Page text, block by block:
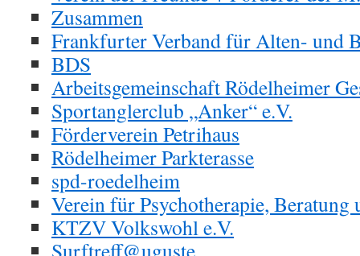
Zusammen
Frankfurter Verband für Alten- und
BDS
Arbeitsgemeinschaft Rödelheimer
Sportanglerclub „Anker“ e.V.
Förderverein Petrihaus
Rödelheimer Parkterasse
spd-roedelheim
Verein für Psychotherapie, Beratung
KTZV Volkswohl e.V.
Surftreff@uguste